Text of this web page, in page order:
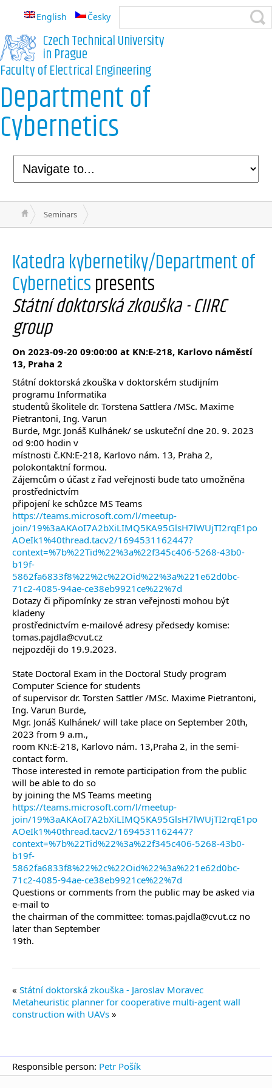
English Česky
Czech Technical University
in Prague
Faculty of Electrical Engineering
Department of
Cybernetics
Seminars
Katedra kybernetiky/Department of
Cyberneticspresents
Státní doktorská zkouška - CIIRC
group
On 2023-09-20 09:00:00 at KN:E-218, Karlovo náměstí
13, Praha 2
Státní doktorská zkouška v doktorském studijním
programu Informatika
studentů školitele dr. Torstena Sattlera /MSc. Maxime
Pietrantoni, Ing. Varun
Burde, Mgr. Jonáš Kulhánek/ se uskuteční dne 20. 9. 2023
od 9:00 hodin v
místnosti č.KN:E-218, Karlovo nám. 13, Praha 2,
polokontaktní formou.
Zájemcům o účast z řad veřejnosti bude tato umožněna
prostřednictvím
připojení ke schůzce MS Teams
https://teams.microsoft.com/l/meetup-
join/19%3aAKAoI7A2bXiLIMQ5KA95GlsH7lWUjTI2rqE1po
AOeIk1%40thread.tacv2/1694531162447?
context=%7b%22Tid%22%3a%22f345c406-5268-43b0-
b19f-
5862fa6833f8%22%2c%22Oid%22%3a%221e62d0bc-
71c2-4085-94ae-ce38eb9921ce%22%7d
Dotazy či připomínky ze stran veřejnosti mohou být
kladeny
prostřednictvím e-mailové adresy předsedy komise:
tomas.pajdla@cvut.cz
nejpozději do 19.9.2023.
State Doctoral Exam in the Doctoral Study program
Computer Science for students
of supervisor dr. Torsten Sattler /MSc. Maxime Pietrantoni,
Ing. Varun Burde,
Mgr. Jonáš Kulhánek/ will take place on September 20th,
2023 from 9 a.m.,
room KN:E-218, Karlovo nám. 13,Praha 2, in the semi-
contact form.
Those interested in remote participation from the public
will be able to do so
by joining the MS Teams meeting
https://teams.microsoft.com/l/meetup-
join/19%3aAKAoI7A2bXiLIMQ5KA95GlsH7lWUjTI2rqE1po
AOeIk1%40thread.tacv2/1694531162447?
context=%7b%22Tid%22%3a%22f345c406-5268-43b0-
b19f-
5862fa6833f8%22%2c%22Oid%22%3a%221e62d0bc-
71c2-4085-94ae-ce38eb9921ce%22%7d
Questions or comments from the public may be asked via
e-mail to
the chairman of the committee: tomas.pajdla@cvut.cz no
later than September
19th.
Státní doktorská zkouška - Jaroslav Moravec
Metaheuristic planner for cooperative multi-agent wall
construction with UAVs
Responsible person: Petr Pošík